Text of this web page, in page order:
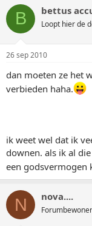
B bettus
Loopt hier de
26 sep 2010
dan moeten ze het
verbieden haha.
ik weet wel dat ik
downen. als ik al
een godsvermogen
N nova....
Forumbewoner